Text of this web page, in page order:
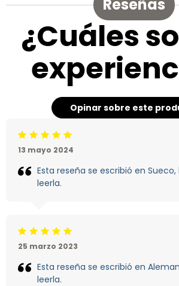
Reseñas
¿Cuáles
Opinar sobre este
Calificación: 5 /5
13 mayo 2024
Esta reseña se escribió en
leerla.
Calificación: 5 /5
25 marzo 2023
Esta reseña se escribió en
leerla.